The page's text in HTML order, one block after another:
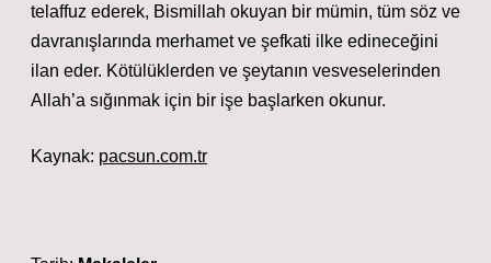
telaffuz ederek, Bismillah okuyan bir mümin, tüm söz ve
davranışlarında merhamet ve şefkati ilke edineceğini
ilan eder. Kötülüklerden ve şeytanın vesveselerinden
Allah’a sığınmak için bir işe başlarken okunur.
Kaynak: pacsun.com.tr